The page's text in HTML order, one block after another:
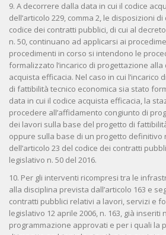
9. A decorrere dalla data in cui il codice
dell’articolo 229, comma 2, le disposizioni di
codice dei contratti pubblici, di cui al
n. 50, continuano ad applicarsi ai
procedimenti in corso si intendono le
formalizzato l’incarico di progettazione alla
acquista efficacia. Nel caso in cui l’incarico
di fattibilità tecnico economica sia stato
data in cui il codice acquista efficacia, la
procedere all’affidamento congiunto di
dei lavori sulla base del progetto di
oppure sulla base di un progetto definitivo
dell’articolo 23 del codice dei contratti
legislativo n. 50 del 2016.
10. Per gli interventi ricompresi tra le
alla disciplina prevista dall’articolo 163 e
contratti pubblici relativi a lavori, servizi e
legislativo 12 aprile 2006, n. 163, già inseriti
programmazione approvati e per i quali la